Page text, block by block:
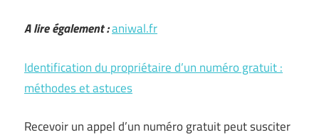
A lire également :aniwal.fr
Identification du propriétaire d’un numéro gratuit :
méthodes et astuces
Recevoir un appel d’un numéro gratuit peut susciter